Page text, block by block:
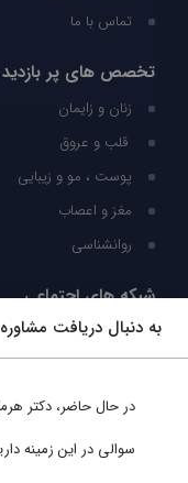
تماس با ما
تخصص های پر بازدید
زنان و زایمان
قلب و عروق
پوست ، مو و زیبایی
مغز و اعصاب
روانشناسی
شبکه های اجتماعی
ما را در شبکه های اجتماعی
به دنبال دریافت
در حال حاضر، دکتر
سوالی در این زمینه